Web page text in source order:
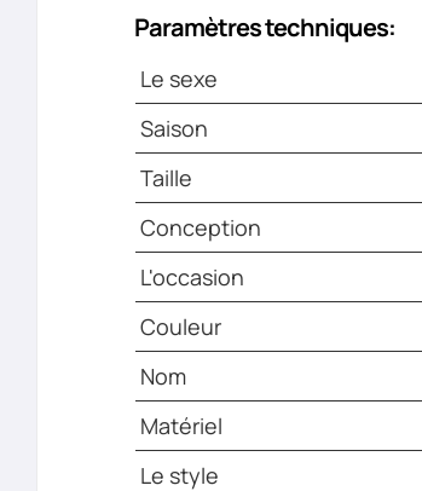
Paramètres techniques:
Le sexe
Saison
Taille
Conception
L'occasion
Couleur
Nom
Matériel
Le style